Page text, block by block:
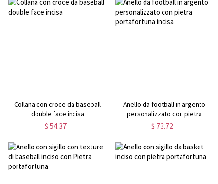
Collana con croce da baseball
double face incisa
$ 54.37
Anello da football in argento
personalizzato con pietra
portafortuna incisa
$ 73.72